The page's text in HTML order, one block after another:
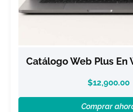
Catálogo Web Plus En
$12,900.00
Comprar